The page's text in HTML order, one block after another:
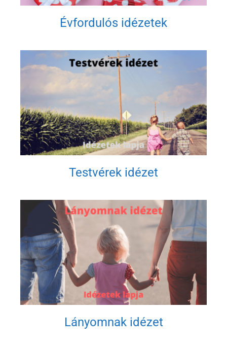
Évfordulós idézetek
Testvérek idézet
Lányomnak idézet